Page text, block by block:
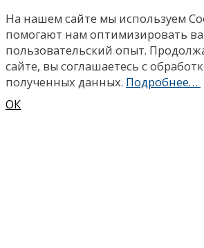
На нашем сайте мы используем
помогают нам оптимизировать
пользовательский опыт.
сайте, вы соглашаетесь с
полученных данных. Подробнее…
ОК